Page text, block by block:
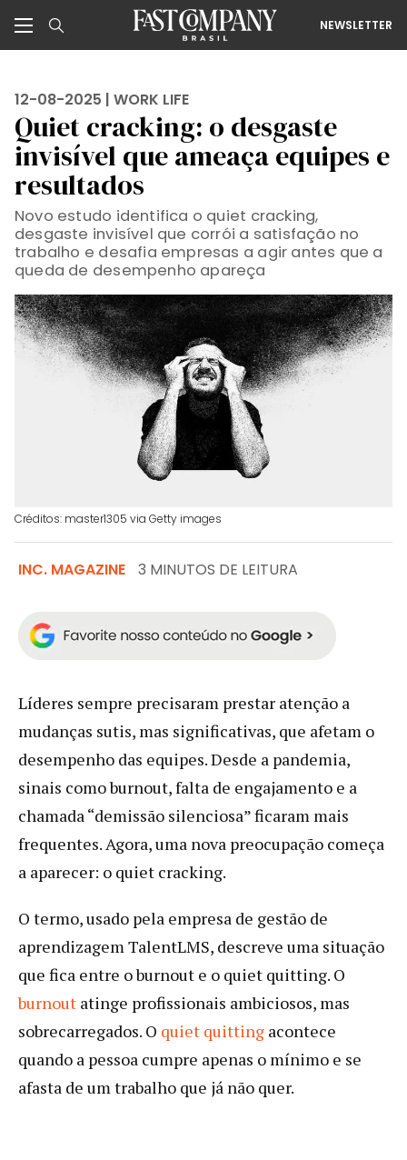
NEWSLETTER
12-08-2025 | WORK LIFE
Quiet cracking: o desgaste
invisível que ameaça equipes e
resultados
Novo estudo identifica o quiet cracking,
desgaste invisível que corrói a satisfação no
trabalho e desafia empresas a agir antes que a
queda de desempenho apareça
Créditos: master1305 via Getty images
INC. MAGAZINE 3 MINUTOS DE LEITURA
Líderes sempre precisaram prestar atenção a
mudanças sutis, mas significativas, que afetam o
desempenho das equipes. Desde a pandemia,
sinais como burnout, falta de engajamento e a
chamada “demissão silenciosa” ficaram mais
frequentes. Agora, uma nova preocupação começa
a aparecer: o quiet cracking.
O termo, usado pela empresa de gestão de
aprendizagem TalentLMS, descreve uma situação
que fica entre o burnout e o quiet quitting. O
burnout atinge profissionais ambiciosos, mas
sobrecarregados. O quiet quitting acontece
quando a pessoa cumpre apenas o mínimo e se
afasta de um trabalho que já não quer.